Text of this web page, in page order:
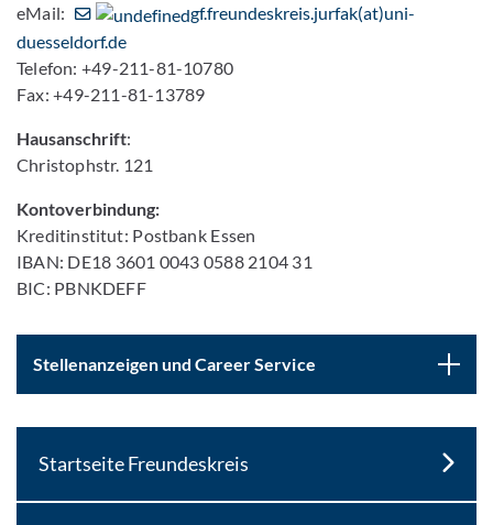
eMail:
gf.freundeskreis.jurfak(at)uni-
duesseldorf.de
Telefon: +49-211-81-10780
Fax: +49-211-81-13789
Hausanschrift:
Christophstr. 121
Kontoverbindung:
Kreditinstitut: Postbank Essen
IBAN: DE18 3601 0043 0588 2104 31
BIC: PBNKDEFF
Stellenanzeigen und Career Service
Startseite Freundeskreis